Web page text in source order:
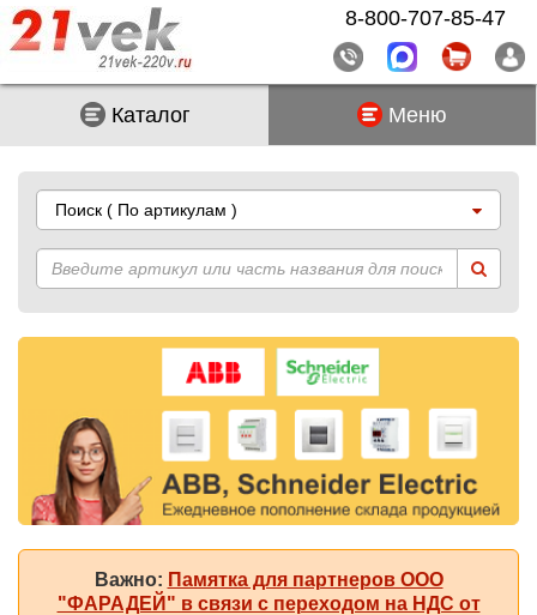
Каталог Меню
Поиск ( По артикулам )
Важно: Памятка для партнеров ООО
"ФАРАДЕЙ" в связи с переходом на НДС от
8-800-707-85-47